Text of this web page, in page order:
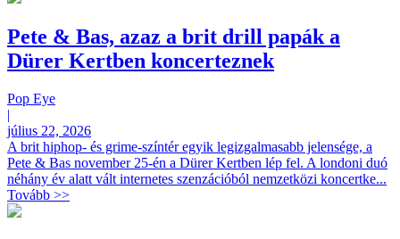
Pete & Bas, azaz a brit drill papák a
Dürer Kertben koncerteznek
Pop Eye
|
július 22, 2026
A brit hiphop- és grime-színtér egyik legizgalmasabb jelensége, a
Pete & Bas november 25-én a Dürer Kertben lép fel. A londoni duó
néhány év alatt vált internetes szenzációból nemzetközi koncertke...
Tovább >>